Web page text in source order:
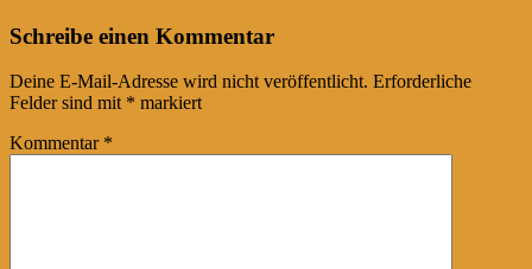
Schreibe einen Kommentar
Deine E-Mail-Adresse wird nicht veröffentlicht. Erforderliche
Felder sind mit * markiert
Kommentar *